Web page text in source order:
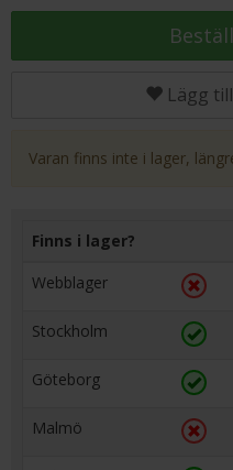
Lägg
Varan finns inte i lager,
Finns i lager?
Webblager
Stockholm
Göteborg
Malmö